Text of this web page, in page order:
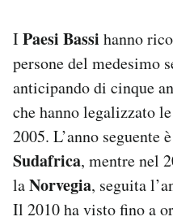
IPaesi Bassi hanno
persone del medesimo
anticipando di cinque
che hanno legalizzato
2005. L’anno seguente
Sudafrica, mentre nel
laNorvegia, seguita
Il 2010 ha visto fino a